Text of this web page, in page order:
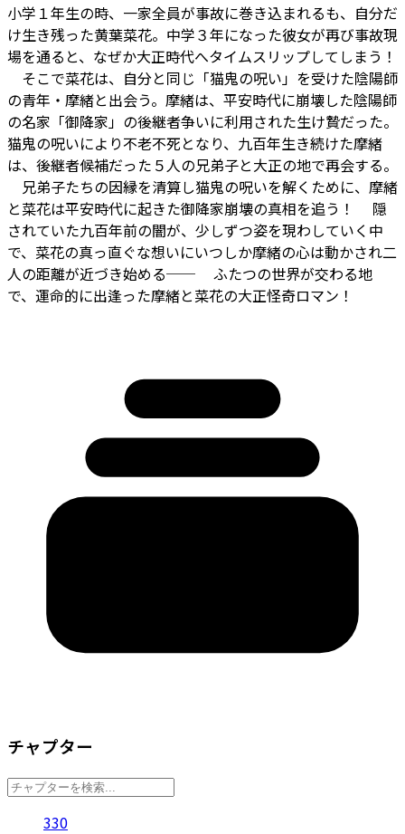
小学１年生の時、一家全員が事故に巻き込まれるも、自分だ
け生き残った黄葉菜花。中学３年になった彼女が再び事故現
場を通ると、なぜか大正時代へタイムスリップしてしまう！
そこで菜花は、自分と同じ「猫鬼の呪い」を受けた陰陽師
の青年・摩緒と出会う。摩緒は、平安時代に崩壊した陰陽師
の名家「御降家」の後継者争いに利用された生け贄だった。
猫鬼の呪いにより不老不死となり、九百年生き続けた摩緒
は、後継者候補だった５人の兄弟子と大正の地で再会する。
兄弟子たちの因縁を清算し猫鬼の呪いを解くために、摩緒
と菜花は平安時代に起きた御降家崩壊の真相を追う！ 隠
されていた九百年前の闇が、少しずつ姿を現わしていく中
で、菜花の真っ直ぐな想いにいつしか摩緒の心は動かされ二
人の距離が近づき始める── ふたつの世界が交わる地
で、運命的に出逢った摩緒と菜花の大正怪奇ロマン！
チャプター
330